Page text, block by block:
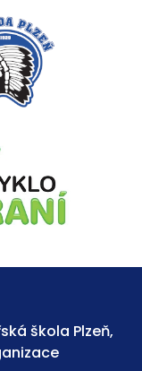
škola Plzeň,